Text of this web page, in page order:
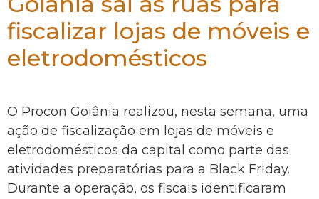
fiscalizar lojas de móveis e
eletrodomésticos
O Procon Goiânia realizou, nesta semana, uma
ação de fiscalização em lojas de móveis e
eletrodomésticos da capital como parte das
atividades preparatórias para a Black Friday.
Durante a operação, os fiscais identificaram